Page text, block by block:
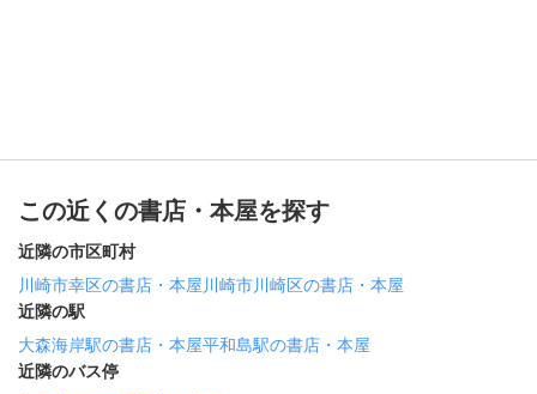
この近くの書店・本屋を探す
近隣の市区町村
川崎市幸区の書店・本屋川崎市川崎区の書店・本屋
近隣の駅
大森海岸駅の書店・本屋平和島駅の書店・本屋
近隣のバス停